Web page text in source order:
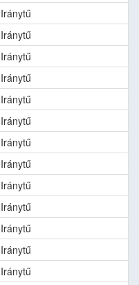
Iránytű
Iránytű
Iránytű
Iránytű
Iránytű
Iránytű
Iránytű
Iránytű
Iránytű
Iránytű
Iránytű
Iránytű
Iránytű